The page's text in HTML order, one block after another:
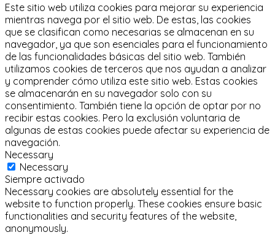
Este sitio web utiliza cookies para mejorar su experiencia
mientras navega por el sitio web. De estas, las cookies
que se clasifican como necesarias se almacenan en su
navegador, ya que son esenciales para el funcionamiento
de las funcionalidades básicas del sitio web. También
utilizamos cookies de terceros que nos ayudan a analizar
y comprender cómo utiliza este sitio web. Estas cookies
se almacenarán en su navegador solo con su
consentimiento. También tiene la opción de optar por no
recibir estas cookies. Pero la exclusión voluntaria de
algunas de estas cookies puede afectar su experiencia de
navegación.
Necessary
Necessary
Siempre activado
Necessary cookies are absolutely essential for the
website to function properly. These cookies ensure basic
functionalities and security features of the website,
anonymously.